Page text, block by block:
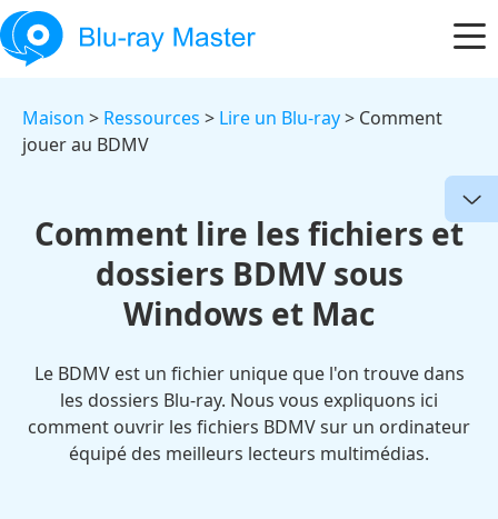
Maison > Ressources > Lire un Blu-ray> Comment
jouer au BDMV
Comment lire les fichiers et
dossiers BDMV sous
Windows et Mac
Le BDMV est un fichier unique que l'on trouve dans
les dossiers Blu-ray. Nous vous expliquons ici
comment ouvrir les fichiers BDMV sur un ordinateur
équipé des meilleurs lecteurs multimédias.